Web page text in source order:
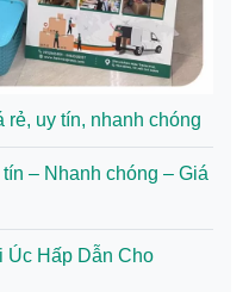
uy tín, nhanh chóng
– Nhanh chóng – Giá
Hấp Dẫn Cho